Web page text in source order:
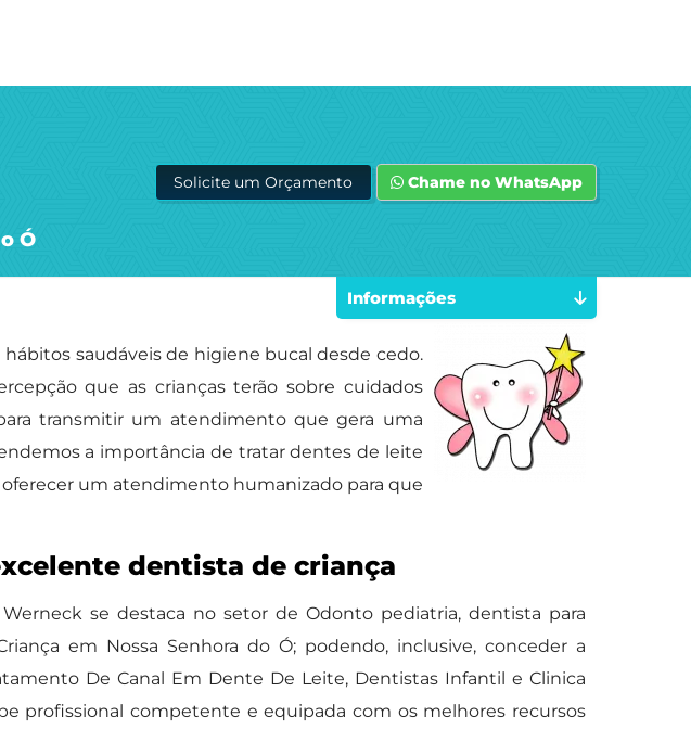
Ó
Solicite um Orçamento Chame no WhatsApp
saudáveis de higiene bucal desde cedo.
que as crianças terão sobre cuidados
transmitir um atendimento que gera uma
a importância de tratar dentes de leite
um atendimento humanizado para que
dentista de criança
se destaca no setor de Odonto pediatria, dentista para
em Nossa Senhora do Ó; podendo, inclusive, conceder a
De Canal Em Dente De Leite, Dentistas Infantil e Clinica
profissional competente e equipada com os melhores recursos
Informações